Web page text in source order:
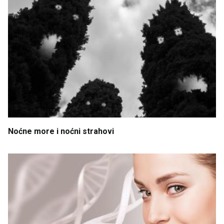
Noćne more i noćni strahovi